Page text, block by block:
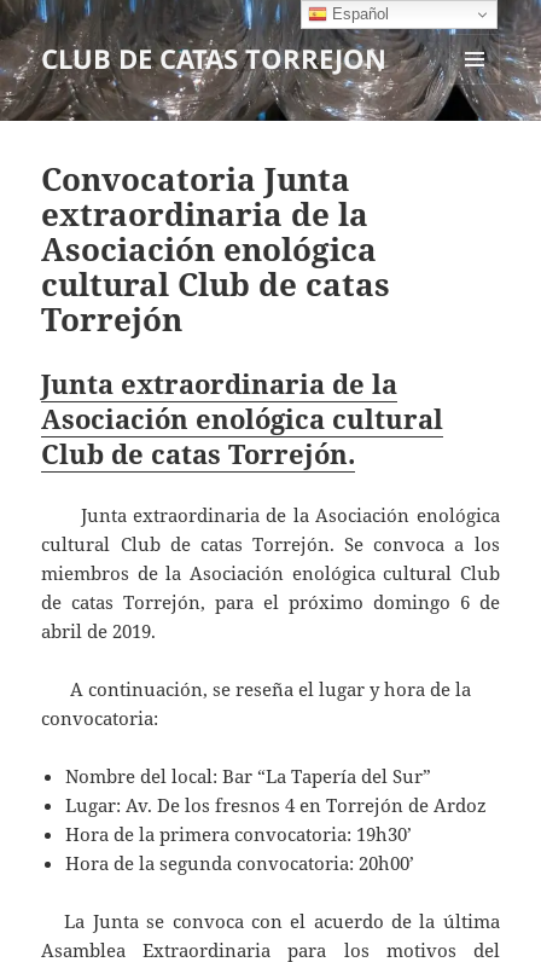
CLUB DE CATAS TORREJON
MENÚ
Y
Convocatoria Junta
extraordinaria de la
Asociación enológica
cultural Club de catas
Torrejón
Junta extraordinaria de la
Asociación enológica cultural
Club de catas Torrejón.
Junta extraordinaria de la Asociación enológica
cultural Club de catas Torrejón. Se convoca a los
miembros de la Asociación enológica cultural Club
de catas Torrejón, para el próximo domingo 6 de
abril de 2019.
A continuación, se reseña el lugar y hora de la
convocatoria:
Nombre del local: Bar “La Tapería del Sur”
Lugar: Av. De los fresnos 4 en Torrejón de Ardoz
Hora de la primera convocatoria: 19h30’
Hora de la segunda convocatoria: 20h00’
La Junta se convoca con el acuerdo de la última
Asamblea Extraordinaria para los motivos del
Español